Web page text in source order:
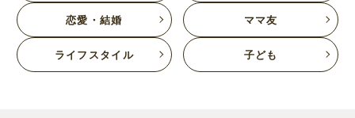
恋愛・結婚 ママ友
ライフスタイル 子ども